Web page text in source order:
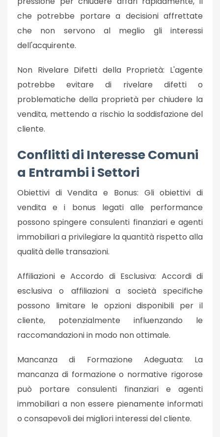
che potrebbe portare a decisioni affrettate
che non servono al meglio gli interessi
dell'acquirente.
Non Rivelare Difetti della Proprietà: L'agente
potrebbe evitare di rivelare difetti o
problematiche della proprietà per chiudere la
vendita, mettendo a rischio la soddisfazione del
cliente.
Conflitti di Interesse Comuni
a Entrambi i Settori
Obiettivi di Vendita e Bonus: Gli obiettivi di
vendita e i bonus legati alle performance
possono spingere consulenti finanziari e agenti
immobiliari a privilegiare la quantità rispetto alla
qualità delle transazioni.
Affiliazioni e Accordo di Esclusiva: Accordi di
esclusiva o affiliazioni a società specifiche
possono limitare le opzioni disponibili per il
cliente, potenzialmente influenzando le
raccomandazioni in modo non ottimale.
Mancanza di Formazione Adeguata: La
mancanza di formazione o normative rigorose
può portare consulenti finanziari e agenti
immobiliari a non essere pienamente informati
o consapevoli dei migliori interessi del cliente.